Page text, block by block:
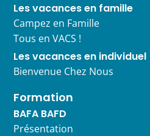
Les vacances en famille
Campez en Famille
Tous en VACS !
Les vacances en individuel
Bienvenue Chez Nous
Formation
BAFA BAFD
Présentation